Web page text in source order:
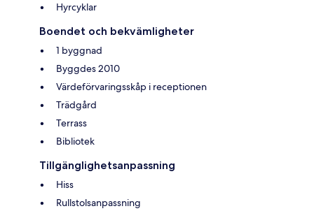
Hyrcyklar
Boendet och bekvämligheter
1 byggnad
Byggdes 2010
Värdeförvaringsskåp i receptionen
Trädgård
Terrass
Bibliotek
Tillgänglighetsanpassning
Hiss
Rullstolsanpassning